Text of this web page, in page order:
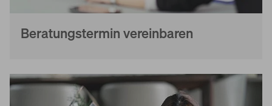
Beratungstermin vereinbaren